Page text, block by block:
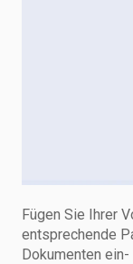
Fügen Sie Ihrer
entsprechende
Dokumenten